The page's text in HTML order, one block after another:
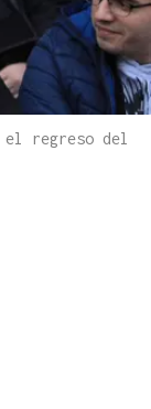
regreso del